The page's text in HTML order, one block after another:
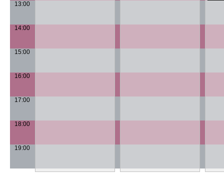
13:00
14:00
15:00
16:00
17:00
18:00
19:00